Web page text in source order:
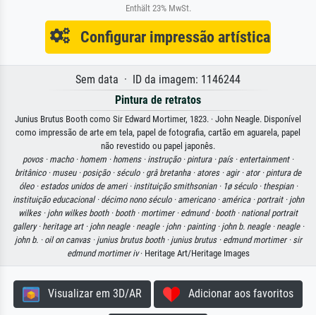
Enthält 23% MwSt.
Configurar impressão artística
Sem data · ID da imagem: 1146244
Pintura de retratos
Junius Brutus Booth como Sir Edward Mortimer, 1823. · John Neagle. Disponível
como impressão de arte em tela, papel de fotografia, cartão em aguarela, papel
não revestido ou papel japonês.
povos · macho · homem · homens · instrução · pintura · país · entertainment ·
britânico · museu · posição · século · grâ bretanha · atores · agir · ator · pintura de
óleo · estados unidos de ameri · instituição smithsonian · 1ø século · thespian ·
instituição educacional · décimo nono século · americano · américa · portrait · john
wilkes · john wilkes booth · booth · mortimer · edmund · booth · national portrait
gallery · heritage art · john neagle · neagle · john · painting · john b. neagle · neagle ·
john b. · oil on canvas · junius brutus booth · junius brutus · edmund mortimer · sir
edmund mortimer iv· Heritage Art/Heritage Images
Visualizar em 3D/AR Adicionar aos favoritos